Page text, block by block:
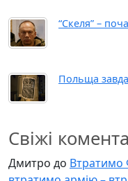
“Скеля” –
Польща
Свіжі
Дмитро до Втратимо